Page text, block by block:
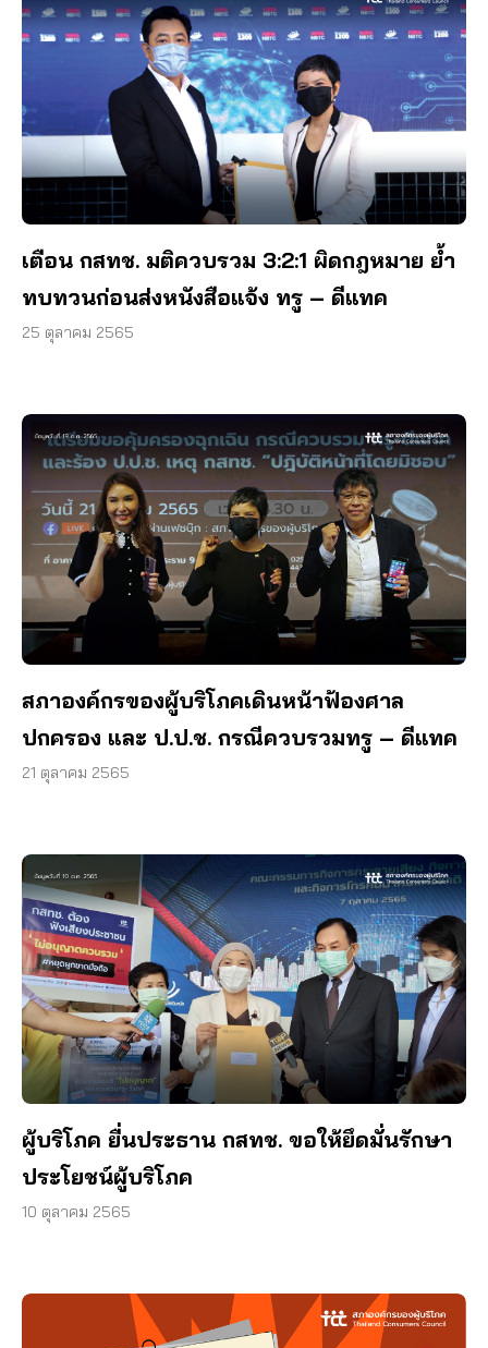
เตือน กสทช. มติควบรวม 3:2:1 ผิดกฎหมาย ย้ำ
ทบทวนก่อนส่งหนังสือแจ้ง ทรู – ดีแทค
25 ตุลาคม 2565
สภาองค์กรของผู้บริโภคเดินหน้าฟ้องศาล
ปกครอง และ ป.ป.ช. กรณีควบรวมทรู – ดีแทค
21 ตุลาคม 2565
ผู้บริโภค ยื่นประธาน กสทช. ขอให้ยึดมั่นรักษา
ประโยชน์ผู้บริโภค
10 ตุลาคม 2565